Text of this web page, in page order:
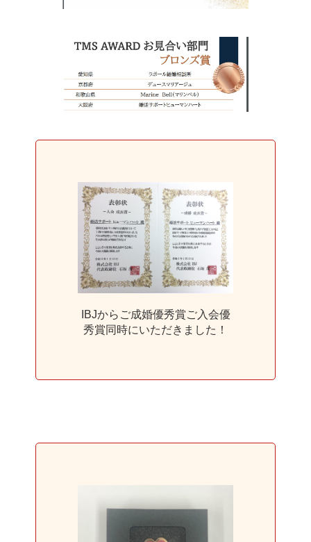
IBJからご成婚優秀賞ご入会優
秀賞同時にいただきました！